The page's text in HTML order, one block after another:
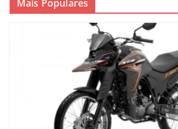
Mais Populares